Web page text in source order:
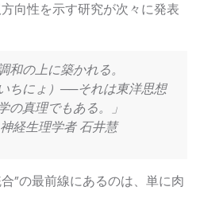
向性を示す研究が次々に発表
和の上に築かれる。
ちにょ）──それは東洋思想
の真理でもある。」
経生理学者 石井慧
”の最前線にあるのは、単に肉